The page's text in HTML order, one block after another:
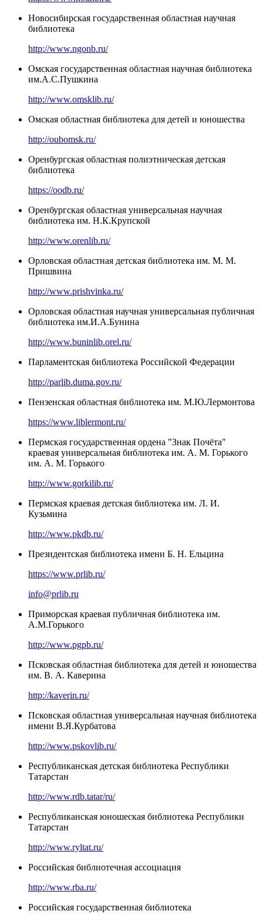
Новосибирская государственная областная научная
библиотека
http://www.ngonb.ru/
Омская государственная областная научная библиотека
им.А.С.Пушкина
http://www.omsklib.ru/
Омская областная библиотека для детей и юношества
http://oubomsk.ru/
Оренбургская областная полиэтническая детская
библиотека
https://oodb.ru/
Оренбургская областная универсальная научная
библиотека им. Н.К.Крупской
http://www.orenlib.ru/
Орловская областная детская библиотека им. М. М.
Пришвина
http://www.prishvinka.ru/
Орловская областная научная универсальная публичная
библиотека им.И.А.Бунина
http://www.buninlib.orel.ru/
Парламентская библиотека Российской Федерации
http://parlib.duma.gov.ru/
Пензенская областная библиотека им. М.Ю.Лермонтова
https://www.liblermont.ru/
Пермская государственная ордена "Знак Почёта"
краевая универсальная библиотека им. А. М. Горького
им. А. М. Горького
http://www.gorkilib.ru/
Пермская краевая детская библиотека им. Л. И.
Кузьмина
http://www.pkdb.ru/
Президентская библиотека имени Б. Н. Ельцина
https://www.prlib.ru/
info@prlib.ru
Приморская краевая публичная библиотека им.
А.М.Горького
http://www.pgpb.ru/
Псковская областная библиотека для детей и юношества
им. В. А. Каверина
http://kaverin.ru/
Псковская областная универсальная научная библиотека
имени В.Я.Курбатова
http://www.pskovlib.ru/
Республиканская детская библиотека Республики
Татарстан
http://www.rdb.tatar/ru/
Республиканская юношеская библиотека Республики
Татарстан
http://www.ryltat.ru/
Российская библиотечная ассоциация
http://www.rba.ru/
Российская государственная библиотека